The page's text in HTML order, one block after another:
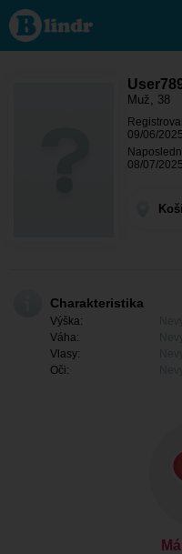
User789813189
- On hľadá
niekoho
Košický kraj -
Muž, 38
09/06/
08/07/
Charakteristika
Výška:
Váha:
Vlasy:
Oči: